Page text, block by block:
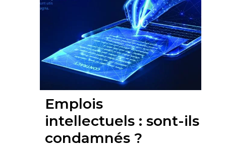
Emplois
intellectuels : sont-ils
condamnés ?